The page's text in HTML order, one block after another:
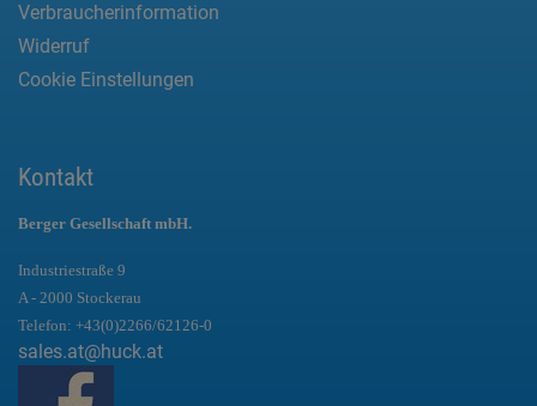
Verbraucherinformation
Widerruf
Cookie Einstellungen
Kontakt
Berger Gesellschaft mbH.
Industriestraße 9
A - 2000 Stockerau
Telefon: +43(0)2266/62126-0
sales.at@huck.at